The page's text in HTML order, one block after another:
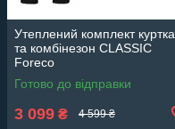
Утеплений комплект куртка
та комбінезон CLASSIC
Foreco
Готово до відправки
3 099 ₴ 4 599 ₴